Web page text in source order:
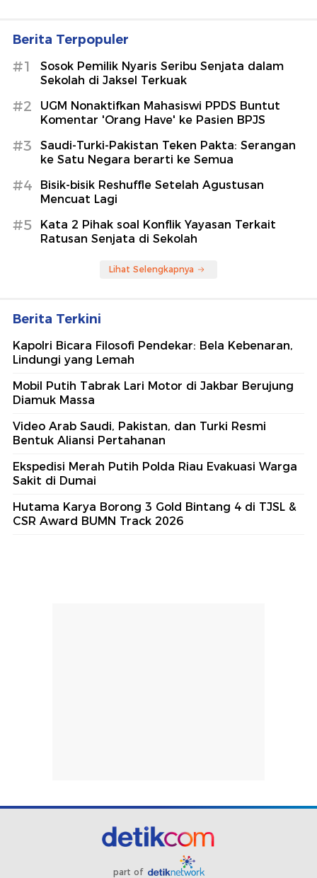
Berita Terpopuler
#1
Sosok Pemilik Nyaris Seribu Senjata dalam
Sekolah di Jaksel Terkuak
#2
UGM Nonaktifkan Mahasiswi PPDS Buntut
Komentar 'Orang Have' ke Pasien BPJS
#3
Saudi-Turki-Pakistan Teken Pakta: Serangan
ke Satu Negara berarti ke Semua
#4
Bisik-bisik Reshuffle Setelah Agustusan
Mencuat Lagi
#5
Kata 2 Pihak soal Konflik Yayasan Terkait
Ratusan Senjata di Sekolah
Lihat Selengkapnya
Berita Terkini
Kapolri Bicara Filosofi Pendekar: Bela Kebenaran,
Lindungi yang Lemah
Mobil Putih Tabrak Lari Motor di Jakbar Berujung
Diamuk Massa
Video Arab Saudi, Pakistan, dan Turki Resmi
Bentuk Aliansi Pertahanan
Ekspedisi Merah Putih Polda Riau Evakuasi Warga
Sakit di Dumai
Hutama Karya Borong 3 Gold Bintang 4 di TJSL &
CSR Award BUMN Track 2026
part of